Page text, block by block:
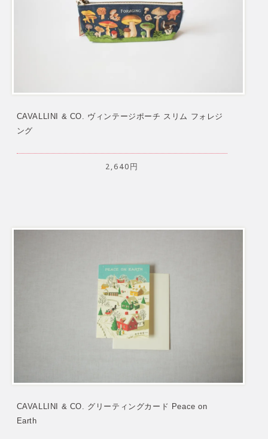
CAVALLINI & CO. ヴィンテージポーチ スリム フォレジ
ング
2,640円
CAVALLINI & CO. グリーティングカード Peace on
Earth